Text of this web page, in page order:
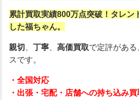
累計買取実績800万点突破！タレン
した福ちゃん。
親切 丁寧、 高価買取で定評があ
スです。
・全国対応
・出張・宅配・店舗への持ち込み